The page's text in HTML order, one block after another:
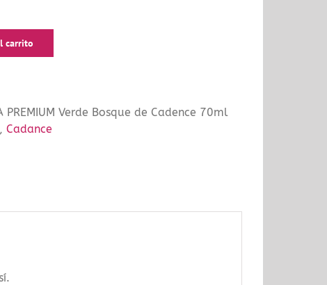
carrito
PREMIUM Verde Bosque de Cadence 70ml
, Cadance